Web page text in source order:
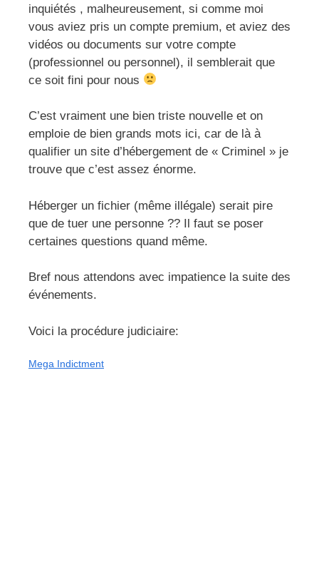
inquiétés , malheureusement, si comme moi
vous aviez pris un compte premium, et aviez des
vidéos ou documents sur votre compte
(professionnel ou personnel), il semblerait que
ce soit fini pour nous
C’est vraiment une bien triste nouvelle et on
emploie de bien grands mots ici, car de là à
qualifier un site d’hébergement de « Criminel » je
trouve que c’est assez énorme.
Héberger un fichier (même illégale) serait pire
que de tuer une personne ?? Il faut se poser
certaines questions quand même.
Bref nous attendons avec impatience la suite des
événements.
Voici la procédure judiciaire:
Mega Indictment